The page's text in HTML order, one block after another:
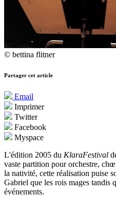
© bettina flitner
Partager cet article
Email
Imprimer
Twitter
Facebook
Myspace
L'édition 2005 du KlaraFestival
vaste partition pour orchestre,
la nativité, cette réalisation puise
Gabriel que les rois mages tandis
événements.